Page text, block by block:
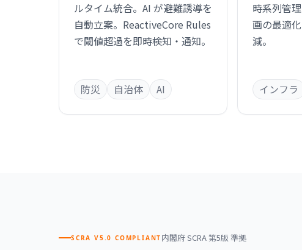
ルタイム統合。AI が避難誘導を
自動立案。ReactiveCore Rules
で閾値超過を即時検知・通知。
防災 自治体 AI
時系列管
画の最適
減。
インフラ
SCRA V5.0 COMPLIANT 内閣府 SCRA 第5版 準拠